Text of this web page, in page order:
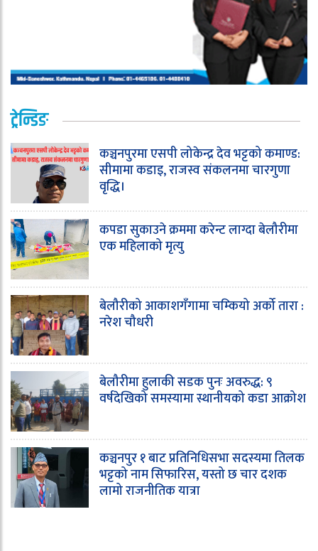
ट्रेन्डिङ
कञ्चनपुरमा एसपी लोकेन्द्र देव भट्टको कमाण्ड:
सीमामा कडाइ, राजस्व संकलनमा चारगुणा
वृद्धि।
कपडा सुकाउने क्रममा करेन्ट लाग्दा बेलौरीमा
एक महिलाको मृत्यु
बेलौरीको आकाशगँगामा चम्कियो अर्को तारा :
नरेश चौधरी
बेलौरीमा हुलाकी सडक पुनः अवरुद्ध: ९
वर्षदेखिको समस्यामा स्थानीयको कडा आक्रोश
कञ्चनपुर १ बाट प्रतिनिधिसभा सदस्यमा तिलक
भट्टको नाम सिफारिस, यस्तो छ चार दशक
लामो राजनीतिक यात्रा